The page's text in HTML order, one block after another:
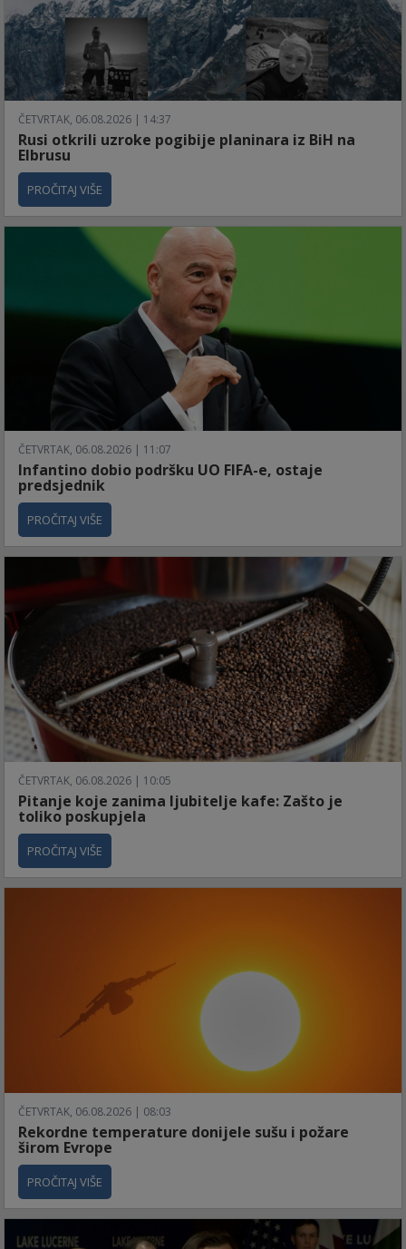
ČETVRTAK, 06.08.2026 | 14:37
Rusi otkrili uzroke pogibije planinara iz BiH na
Elbrusu
PROČITAJ VIŠE
ČETVRTAK, 06.08.2026 | 11:07
Infantino dobio podršku UO FIFA-e, ostaje
predsjednik
PROČITAJ VIŠE
ČETVRTAK, 06.08.2026 | 10:05
Pitanje koje zanima ljubitelje kafe: Zašto je
toliko poskupjela
PROČITAJ VIŠE
ČETVRTAK, 06.08.2026 | 08:03
Rekordne temperature donijele sušu i požare
širom Evrope
PROČITAJ VIŠE